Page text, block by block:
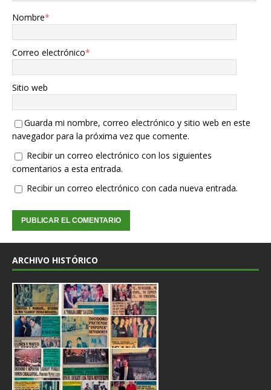
Nombre*
Correo electrónico*
Sitio web
Guarda mi nombre, correo electrónico y sitio web en este
navegador para la próxima vez que comente.
Recibir un correo electrónico con los siguientes
comentarios a esta entrada.
Recibir un correo electrónico con cada nueva entrada.
ARCHIVO HISTÓRICO